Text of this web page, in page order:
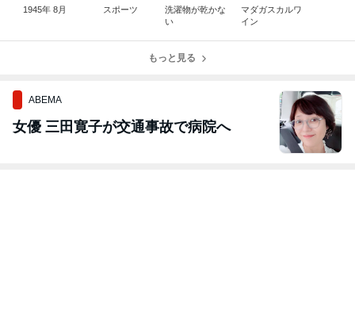
1945年 8月 スポーツ
洗濯物が乾かな
い
マダガスカルワ
イン
もっと見る
ABEMA
女優 三田寛子が交通事故で病院へ